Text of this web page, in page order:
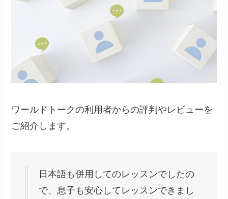
ワールドトークの利用者からの評判やレビューを
ご紹介します。
日本語も併用してのレッスンでしたの
で、息子も安心してレッスンできまし